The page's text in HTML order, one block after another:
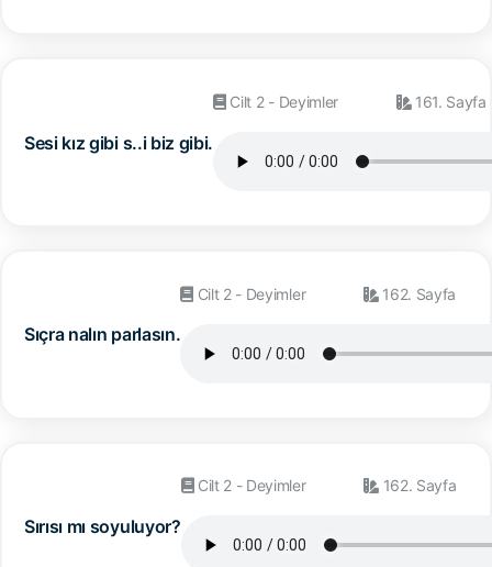
Sesi kız gibi s..i biz gibi.
Cilt 2 - Deyimler 161. Sayfa
Sıçra nalın parlasın.
Cilt 2 - Deyimler 162. Sayfa
Sırısı mı soyuluyor?
Cilt 2 - Deyimler 162. Sayfa